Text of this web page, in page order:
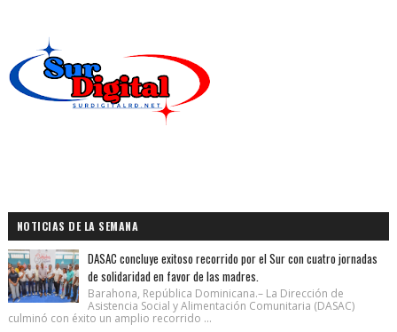
NOTICIAS DE LA SEMANA
DASAC concluye exitoso recorrido por el Sur con cuatro jornadas
de solidaridad en favor de las madres.
Barahona, República Dominicana.– La Dirección de
Asistencia Social y Alimentación Comunitaria (DASAC)
culminó con éxito un amplio recorrido ...